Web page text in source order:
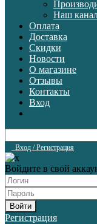
Наш
Оплата
Доставка
Скидки
Новости
О магазине
Отзывы
Контакты
Вход
Вход / Регистрация
Войдите в свой
Войти
Регистрация